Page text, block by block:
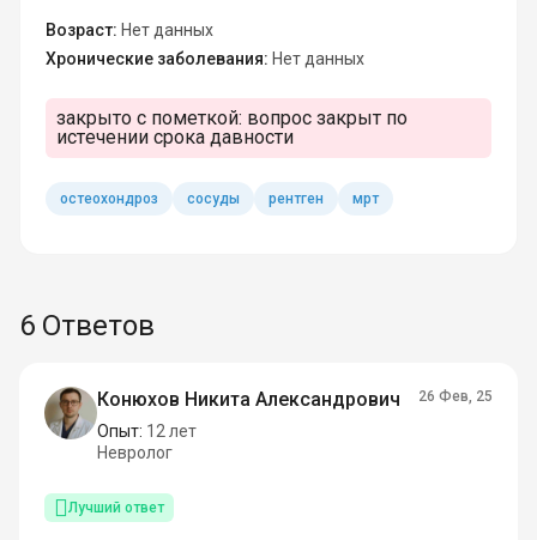
Возраст: Нет данных
Хронические заболевания: Нет данных
закрыто с пометкой: вопрос закрыт по
истечении срока давности
остеохондроз сосуды рентген мрт
6 Ответов
Конюхов Никита Александрович
Опыт: 12 лет
Невролог
26 Фев, 25
Лучший ответ